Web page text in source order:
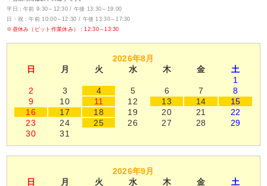
平日：午前 9:30～12:30 / 午後 13:30～19:00
日・祝：午前 10:00～12:30 / 午後 13:30～17:30
※昼休み（ピット作業休み）：12:30～13:30
2026年8月
日
月 火 水 木 金
土
1
2
3 4 5 6 7
8
9
10 11 12 13 14
15
16
17 18 19 20 21
22
23
24 25 26 27 28
29
30
31
2026年9月
日
月 火 水 木 金
土